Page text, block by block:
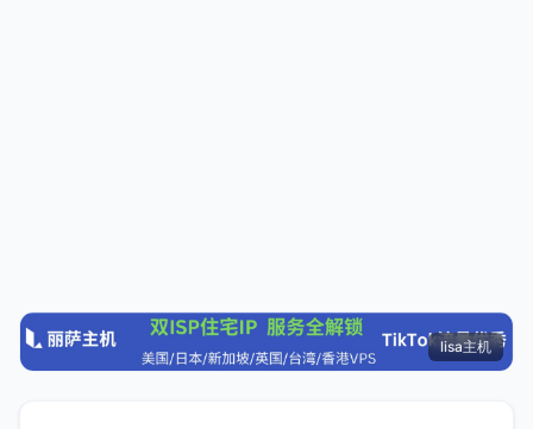
lisa主机